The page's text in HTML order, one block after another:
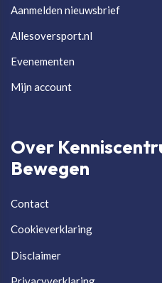
Aanmelden nieuwsbrief
Allesoversport.nl
Evenementen
Mijn account
Over
Bewegen
Contact
Cookieverklaring
Disclaimer